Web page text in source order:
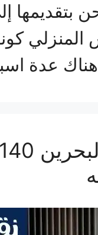
بتقديمها
عدة